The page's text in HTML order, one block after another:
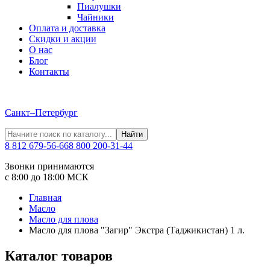
Пиалушки
Чайники
Оплата и доставка
Скидки и акции
О нас
Блог
Контакты
Санкт–Петербург
Найти
8 812 679-56-668 800 200-31-44
Звонки принимаются
с 8:00 до 18:00 МСК
Главная
Масло
Масло для плова
Масло для плова "Загир" Экстра (Таджикистан) 1 л.
Каталог товаров